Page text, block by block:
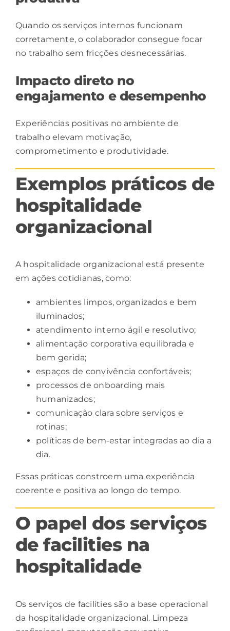
Quando osserviços internos funcionam
corretamente, o colaborador consegue focar
no trabalho sem fricções desnecessárias.
Impacto direto no
engajamento e desempenho
Experiências positivas no ambiente de
trabalho elevam motivação,
comprometimento e produtividade.
Exemplos práticos de
hospitalidade
organizacional
A hospitalidade organizacional está presente
em ações cotidianas, como:
ambientes limpos, organizados e bem
iluminados;
atendimento interno ágil e resolutivo;
alimentação corporativa equilibrada e
bem gerida;
espaços de convivência confortáveis;
processos de onboarding mais
humanizados;
comunicação clara sobre serviços e
rotinas;
políticas de bem-estar integradas ao dia a
dia.
Essas práticas constroem uma experiência
coerente e positiva ao longo do tempo.
O papel dos serviços
de facilities na
hospitalidade
Os serviços de facilitiessão a base operacional
da hospitalidade organizacional. Limpeza